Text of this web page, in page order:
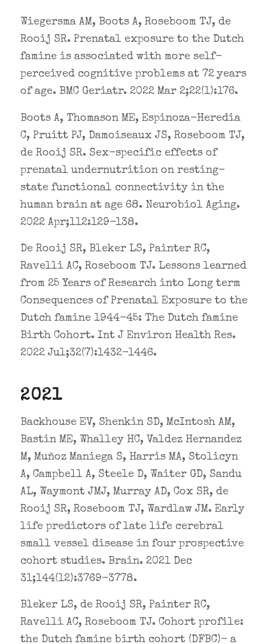
Wiegersma AM, Boots A, Roseboom TJ, de
Rooij SR. Prenatal exposure to the Dutch
famine is associated with more self-
perceived cognitive problems at 72 years
of age. BMC Geriatr. 2022 Mar 2;22(1):176.
Boots A, Thomason ME, Espinoza-Heredia
C, Pruitt PJ, Damoiseaux JS, Roseboom TJ,
de Rooij SR. Sex-specific effects of
prenatal undernutrition on resting-
state functional connectivity in the
human brain at age 68. Neurobiol Aging.
2022 Apr;112:129-138.
De Rooij SR, Bleker LS, Painter RC,
Ravelli AC, Roseboom TJ. Lessons learned
from 25 Years of Research into Long term
Consequences of Prenatal Exposure to the
Dutch famine 1944-45: The Dutch famine
Birth Cohort. Int J Environ Health Res.
2022 Jul;32(7):1432-1446.
2021
Backhouse EV, Shenkin SD, McIntosh AM,
Bastin ME, Whalley HC, Valdez Hernandez
M, Muñoz Maniega S, Harris MA, Stolicyn
A, Campbell A, Steele D, Waiter GD, Sandu
AL, Waymont JMJ, Murray AD, Cox SR, de
Rooij SR, Roseboom TJ, Wardlaw JM. Early
life predictors of late life cerebral
small vessel disease in four prospective
cohort studies. Brain. 2021 Dec
31;144(12):3769-3778.
Bleker LS, de Rooij SR, Painter RC,
Ravelli AC, Roseboom TJ. Cohort profile:
the Dutch famine birth cohort (DFBC)- a